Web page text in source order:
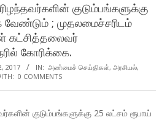
குடும்பங்களுக்கு
; முதலமைச்சரிடம்
கட்சித்தலைவர்
கோரிக்கை.
2017 IN: அண்மைச் செய்திகள், அரசியல்,
0 COMMENTS
குடும்பங்களுக்கு 25 லட்சம் ரூபாய்